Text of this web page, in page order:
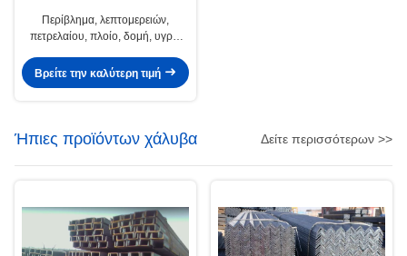
Περίβλημα, λεπτομερειών,
πετρελαίου, πλοίο, δομή, υγρό,
χάλυβα πίεση λέβητα / Pipe
Βρείτε την καλύτερη τιμή
Ήπιες προϊόντων χάλυβα Δείτε περισσότερων >>